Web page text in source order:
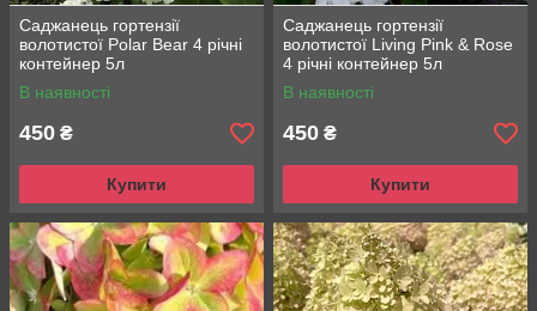
Саджанець гортензії
волотистої Polar Bear 4 річні
контейнер 5л
В наявності
450 ₴
Купити
Саджанець гортензії
волотистої Living Pink & Rose
4 річні контейнер 5л
В наявності
450 ₴
Купити